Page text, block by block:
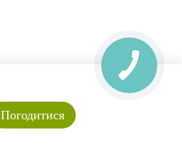
Погодитися